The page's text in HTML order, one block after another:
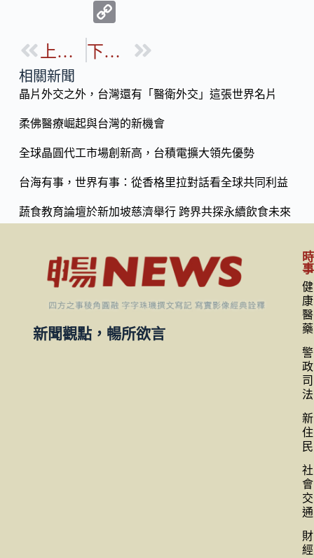
b
o
k
p
Li
n
k
上一篇 下一篇
相關新聞
晶片外交之外，台灣還有「醫衛外交」這張世界名片
柔佛醫療崛起與台灣的新機會
全球晶圓代工市場創新高，台積電擴大領先優勢
台海有事，世界有事：從香格里拉對話看全球共同利益
蔬食教育論壇於新加坡慈濟舉行 跨界共探永續飲食未來
新聞觀點，暢所欲言
時
事
健
康
醫
藥
警
政
司
法
新
住
民
社
會
交
通
財
經